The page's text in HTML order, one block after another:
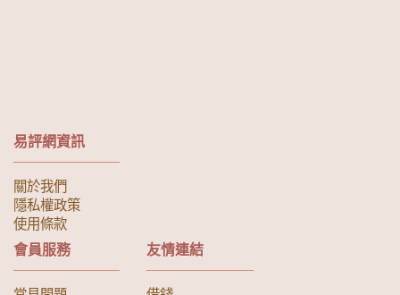
易評網資訊
關於我們
隱私權政策
使用條款
會員服務 友情連結